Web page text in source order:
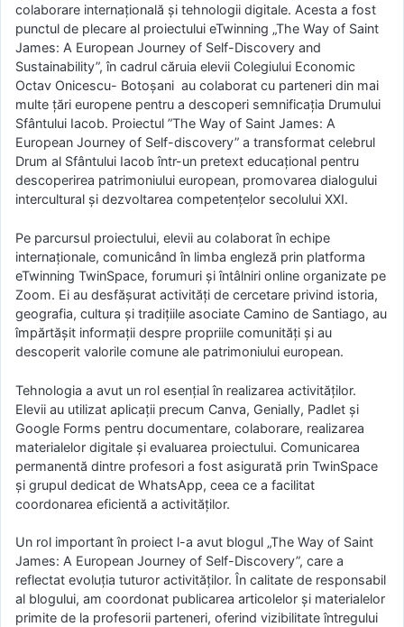
colaborare internațională și tehnologii digitale. Acesta a fost
punctul de plecare al proiectului eTwinning „The Way of Saint
James: A European Journey of Self-Discovery and
Sustainability”, în cadrul căruia elevii Colegiului Economic
Octav Onicescu- Botoșani au colaborat cu parteneri din mai
multe țări europene pentru a descoperi semnificația Drumului
Sfântului Iacob. Proiectul ”The Way of Saint James: A
European Journey of Self-discovery” a transformat celebrul
Drum al Sfântului Iacob într-un pretext educațional pentru
descoperirea patrimoniului european, promovarea dialogului
intercultural și dezvoltarea competențelor secolului XXI.
Pe parcursul proiectului, elevii au colaborat în echipe
internaționale, comunicând în limba engleză prin platforma
eTwinning TwinSpace, forumuri și întâlniri online organizate pe
Zoom. Ei au desfășurat activități de cercetare privind istoria,
geografia, cultura și tradițiile asociate Camino de Santiago, au
împărtășit informații despre propriile comunități și au
descoperit valorile comune ale patrimoniului european.
Tehnologia a avut un rol esențial în realizarea activităților.
Elevii au utilizat aplicații precum Canva, Genially, Padlet și
Google Forms pentru documentare, colaborare, realizarea
materialelor digitale și evaluarea proiectului. Comunicarea
permanentă dintre profesori a fost asigurată prin TwinSpace
și grupul dedicat de WhatsApp, ceea ce a facilitat
coordonarea eficientă a activităților.
Un rol important în proiect l-a avut blogul „The Way of Saint
James: A European Journey of Self-Discovery”, care a
reflectat evoluția tuturor activităților. În calitate de responsabil
al blogului, am coordonat publicarea articolelor și materialelor
primite de la profesorii parteneri, oferind vizibilitate întregului